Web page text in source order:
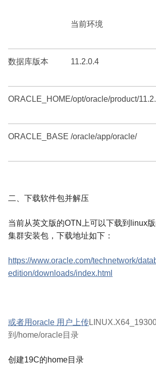
当前环境
数据库版本 11.2.0.4
ORACLE_HOME/opt/oracle/product/
ORACLE_BASE /oracle/app/oracle/
二、下载软件包并解压
当前从英文版的OTN 上可以下载到 linux
集群安装包，下载地址如下：
https://www.oracle.com/technetwork/
edition/downloads/index.html
或者用oracle 用户上传
到 /home/oracle目录
创建19C的home目录